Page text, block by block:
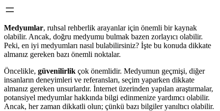
Medyumlar, ruhsal rehberlik arayanlar için önemli bir kaynak
olabilir. Ancak, doğru medyumu bulmak bazen zorlayıcı olabilir.
Peki, en iyi medyumları nasıl bulabilirsiniz? İşte bu konuda dikkate
almanız gereken bazı önemli noktalar.
Öncelikle, güvenilirlik çok önemlidir. Medyumun geçmişi, diğer
insanların deneyimleri ve referansları, seçim yaparken dikkate
almanız gereken unsurlardır. İnternet üzerinden yapılan araştırmalar,
potansiyel medyumlar hakkında bilgi edinmenize yardımcı olabilir.
Ancak, her zaman dikkatli olun; çünkü bazı bilgiler yanıltıcı olabilir.